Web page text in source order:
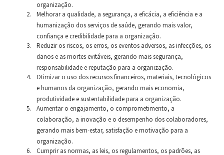
organização.
Melhorar a qualidade, a segurança, a eficácia, a eficiência e a
humanização dos serviços de saúde, gerando mais valor,
confiança e credibilidade para a organização.
Reduzir os riscos, os erros, os eventos adversos, as infecções, os
danos e as mortes evitáveis, gerando mais segurança,
responsabilidade e reputação para a organização.
Otimizar o uso dos recursos financeiros, materiais, tecnológicos
e humanos da organização, gerando mais economia,
produtividade e sustentabilidade para a organização.
Aumentar o engajamento, o comprometimento, a
colaboração, a inovação e o desempenho dos colaboradores,
gerando mais bem-estar, satisfação e motivação para a
organização.
Cumprir as normas, as leis, os regulamentos, os padrões, as